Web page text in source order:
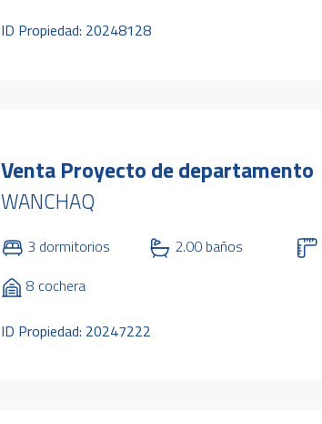
ID Propiedad: 20248128
Venta Proyecto de departamento
WANCHAQ
3 dormitorios 2.00 baños
8 cochera
ID Propiedad: 20247222